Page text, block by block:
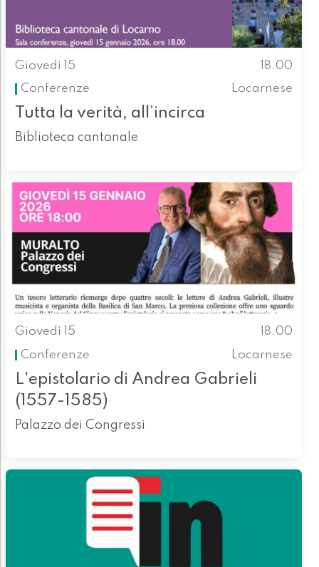
Giovedì 15
18.00
Conferenze
Locarnese
Tutta la verità, all’incirca
Biblioteca cantonale
Giovedì 15
18.00
Conferenze
Locarnese
L'epistolario di Andrea Gabrieli
(1557-1585)
Palazzo dei Congressi